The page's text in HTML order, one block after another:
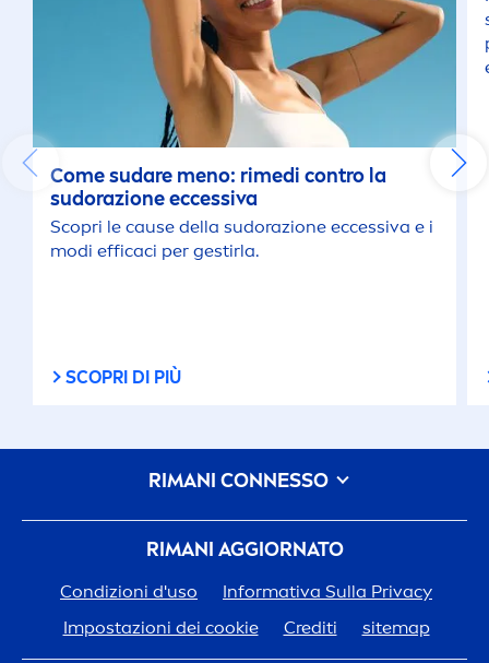
Come sudare meno: rimedi contro la
sudorazione eccessiva
Scopri le cause della sudorazione eccessiva e i
modi efficaci per gestirla.
SCOPRI DI PIÙ
RIMANI AGGIORNATO
Condizioni d'uso
Informativa Sulla Privacy
Impostazioni dei cookie
Crediti sitemap
RIMANI CONNESSO